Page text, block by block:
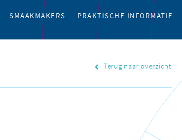
SMAAKMAKERS PRAKTISCHE INFORMATIE
Terug naar overzicht